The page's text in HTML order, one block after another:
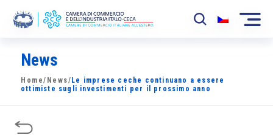
La Camera
News
News
Home/ News/ Le imprese ceche continuano a essere
ottimiste sugli investimenti per il prossimo anno